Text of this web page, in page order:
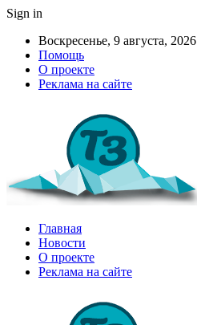
Sign in
Воскресенье, 9 августа, 2026
Помощь
О проекте
Реклама на сайте
Главная
Новости
О проекте
Реклама на сайте